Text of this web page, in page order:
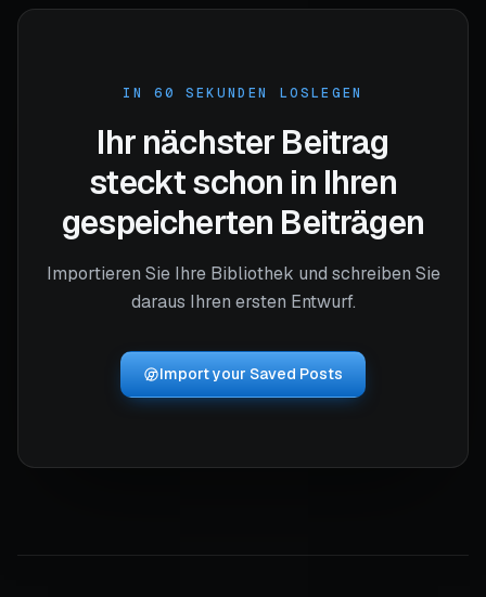
IN 60 SEKUNDEN LOSLEGEN
Ihr nächster Beitrag
steckt schon in Ihren
gespeicherten Beiträgen
Importieren Sie Ihre Bibliothek und schreiben Sie
daraus Ihren ersten Entwurf.
Import your Saved Posts